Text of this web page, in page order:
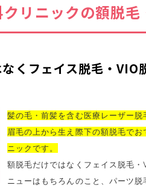
リニックの額脱毛
くフェイス脱毛・VIO
髪の毛・前髪を含む医療レーザー
眉毛の上から生え際下の額脱毛で
ニックです。
額脱毛だけではなくフェイス脱毛
ニューはもちろんのこと、パーツ脱